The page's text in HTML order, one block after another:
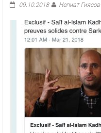
09.10.2018 Негмат Гиясов